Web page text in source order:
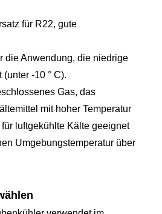
für R22, gute
die Anwendung, die niedrige
(unter -10 ° C).
Gas, das
mit hoher Temperatur
luftgekühlte Kälte geeignet
Umgebungstemperatur über